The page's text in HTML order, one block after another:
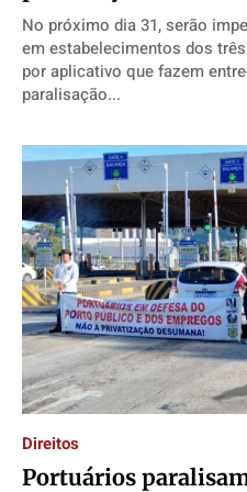
No próximo dia 31, serão
em estabelecimentos dos três municípios
por aplicativo que fazem
paralisação...
Direitos
Portuários